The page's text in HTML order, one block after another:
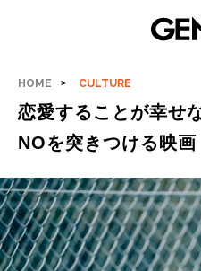
HOME CULTURE
恋愛することが幸せ
NOを突きつける映画